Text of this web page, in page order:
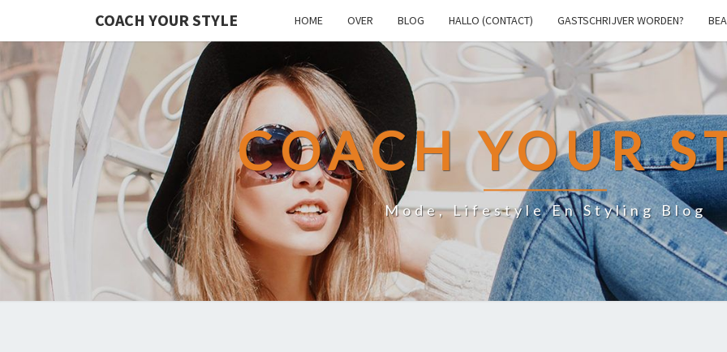
COACH YOUR STYLE HOME OVER BLOG HALLO (CONTACT) GASTSCHRIJVER WORDEN?
COACH YOUR
Mode, Lifestyle En Styling Blog